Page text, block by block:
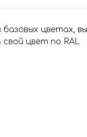
базовых цветах,
свой цвет по RAL